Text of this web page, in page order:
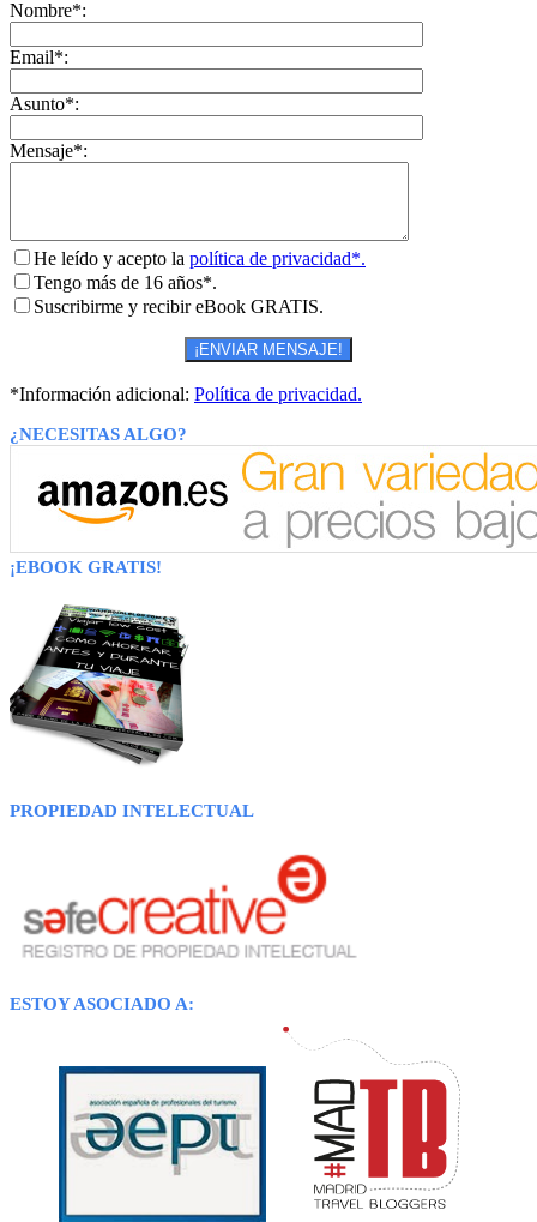
Nombre*:
Email*:
Asunto*:
Mensaje*:
He leído y acepto la política de privacidad*.
Tengo más de 16 años*.
Suscribirme y recibir eBook GRATIS.
*Información adicional: Política de privacidad.
¿NECESITAS ALGO?
¡EBOOK GRATIS!
PROPIEDAD INTELECTUAL
ESTOY ASOCIADO A: